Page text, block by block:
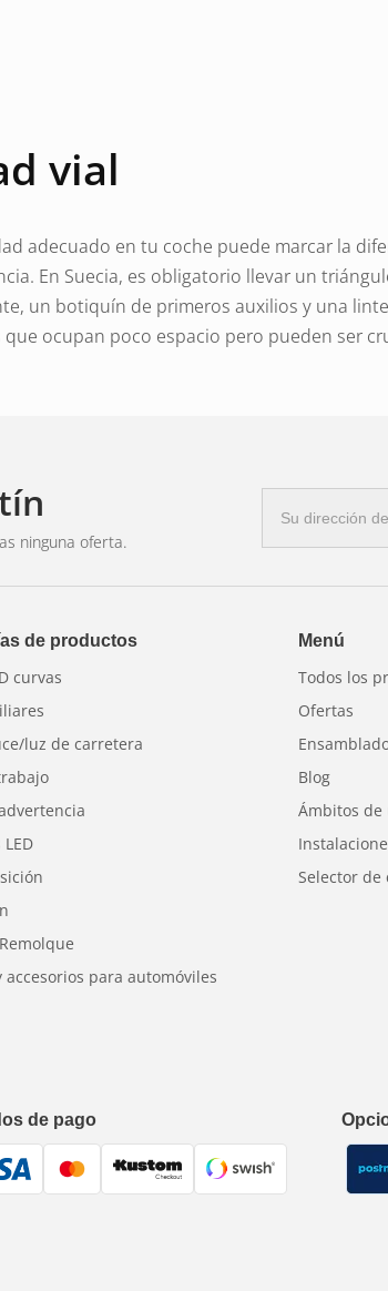
vial
adecuado en tu coche puede marcar la
En Suecia, es obligatorio llevar un
un botiquín de primeros auxilios y una
ocupan poco espacio pero pueden ser
de la carretera en la oscuridad, la
larga distancia. Un triángulo de
sentido contrario. Una buena linterna le
con el automóvilluces de advertencia
ninguna oferta.
electrónico
de productos
curvas
luz de carretera
accesorios para automóviles
Menú
Todos los
Ofertas
Blog
Ámbitos
Selector de
de pago